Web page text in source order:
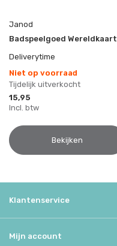
Janod
Badspeelgoed Wereldkaart
Deliverytime
Niet op voorraad
Tijdelijk uitverkocht
15,95
Incl. btw
Bekijken
Klantenservice
Mijn account